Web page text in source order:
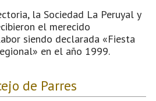
la Sociedad La Peruyal y
el merecido
siendo declarada «Fiesta
en el año 1999.
de Parres